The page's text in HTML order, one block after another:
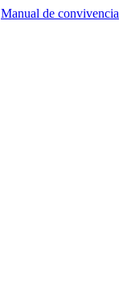
Manual de convivencia